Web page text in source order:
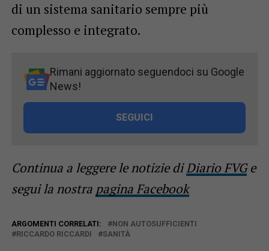
di un sistema sanitario sempre più
complesso e integrato.
Rimani aggiornato seguendoci su Google
News!
SEGUICI
Continua a leggere le notizie diDiario FVGe
segui la nostra pagina Facebook
ARGOMENTI CORRELATI:
NON AUTOSUFFICIENTI
RICCARDO RICCARDI
SANITÀ